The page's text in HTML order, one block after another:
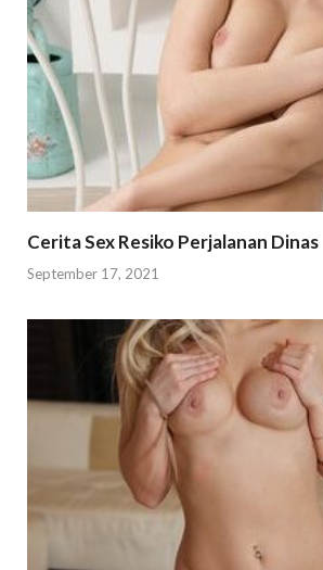
Cerita Sex Resiko Perjalanan Dinas
September 17, 2021